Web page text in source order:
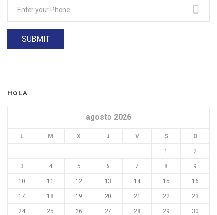
HOLA
agosto 2026
L M X J V S D
1 2
3 4 5 6 7 8 9
10 11 12 13 14 15 16
17 18 19 20 21 22 23
24 25 26 27 28 29 30